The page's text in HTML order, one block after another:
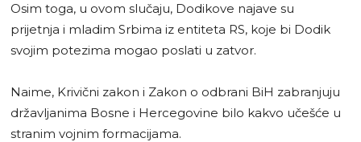
Osim toga, u ovom slučaju, Dodikove najave su
prijetnja i mladim Srbima iz entiteta RS, koje bi Dodik
svojim potezima mogao poslati u zatvor.
Naime, Krivični zakon i Zakon o odbrani BiH zabranjuju
državljanima Bosne i Hercegovine bilo kakvo učešće u
stranim vojnim formacijama.